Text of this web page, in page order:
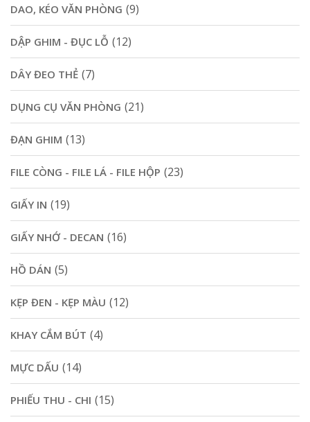
DAO, KÉO VĂN PHÒNG (9)
DẬP GHIM - ĐỤC LỖ (12)
DÂY ĐEO THẺ (7)
DỤNG CỤ VĂN PHÒNG (21)
ĐẠN GHIM (13)
FILE CÒNG - FILE LÁ - FILE HỘP (23)
GIẤY IN (19)
GIẤY NHỚ - DECAN (16)
HỒ DÁN (5)
KẸP ĐEN - KẸP MÀU (12)
KHAY CẮM BÚT (4)
MỰC DẤU (14)
PHIẾU THU - CHI (15)